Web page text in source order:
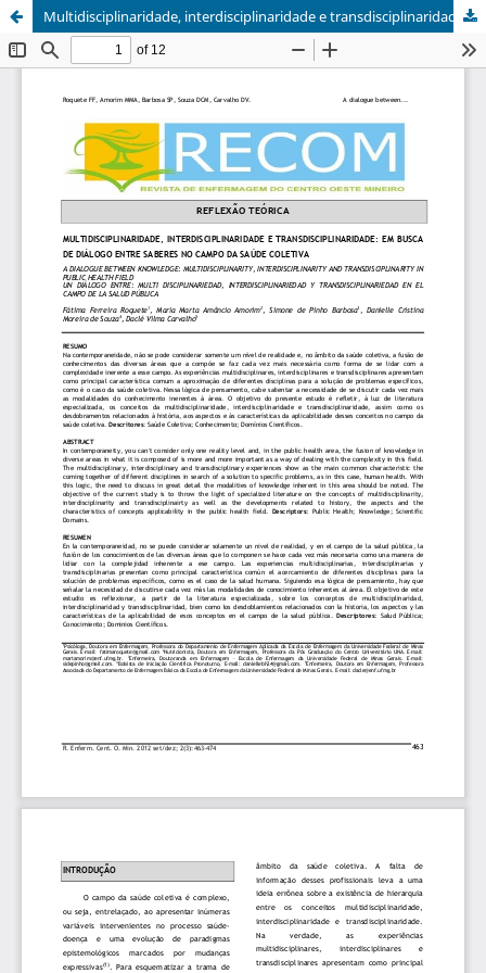
Multidisciplinaridade, interdisciplinaridade e transdisciplinaridade: em busca de diálogo entre saberes no campo da saúde pública